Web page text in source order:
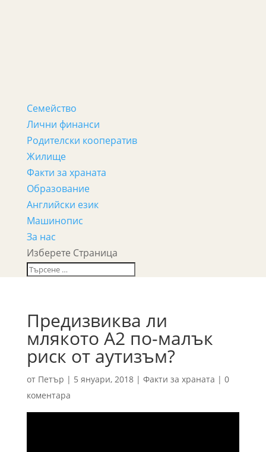
Семейство
Лични финанси
Родителски кооператив
Жилище
Факти за храната
Образование
Английски език
Машинопис
За нас
Изберете Страница
Предизвиква ли
млякото А2 по-малък
риск от аутизъм?
от Петър | 5 януари, 2018| Факти за храната | 0
коментара